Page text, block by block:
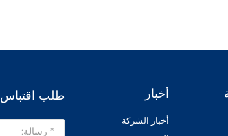
أخبار
أخبار الشركة
طلب اقتباس